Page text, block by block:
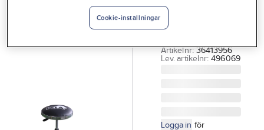
PELA Profi
MEKANIKERPALL
Artikelnr: 36413956
Lev. artikelnr: 496069
Logga in för
Cookie-inställningar